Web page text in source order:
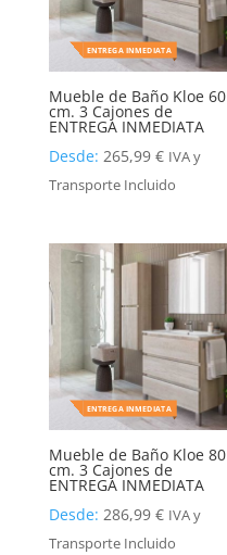
ENTREGA INMEDIATA
Mueble de Baño Kloe 60
cm. 3 Cajones de
ENTREGA INMEDIATA
Desde: 265,99 € IVA y
Transporte Incluido
ENTREGA INMEDIATA
Mueble de Baño Kloe 80
cm. 3 Cajones de
ENTREGA INMEDIATA
Desde: 286,99 € IVA y
Transporte Incluido